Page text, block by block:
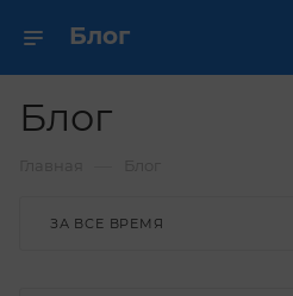
Блог
Блог
ЗА ВСЕ ВРЕМЯ